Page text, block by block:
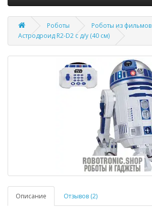
Роботы
Роботы из фильмов
Астродроид R2-D2 с д/у (40 см)
Описание Отзывов (2)